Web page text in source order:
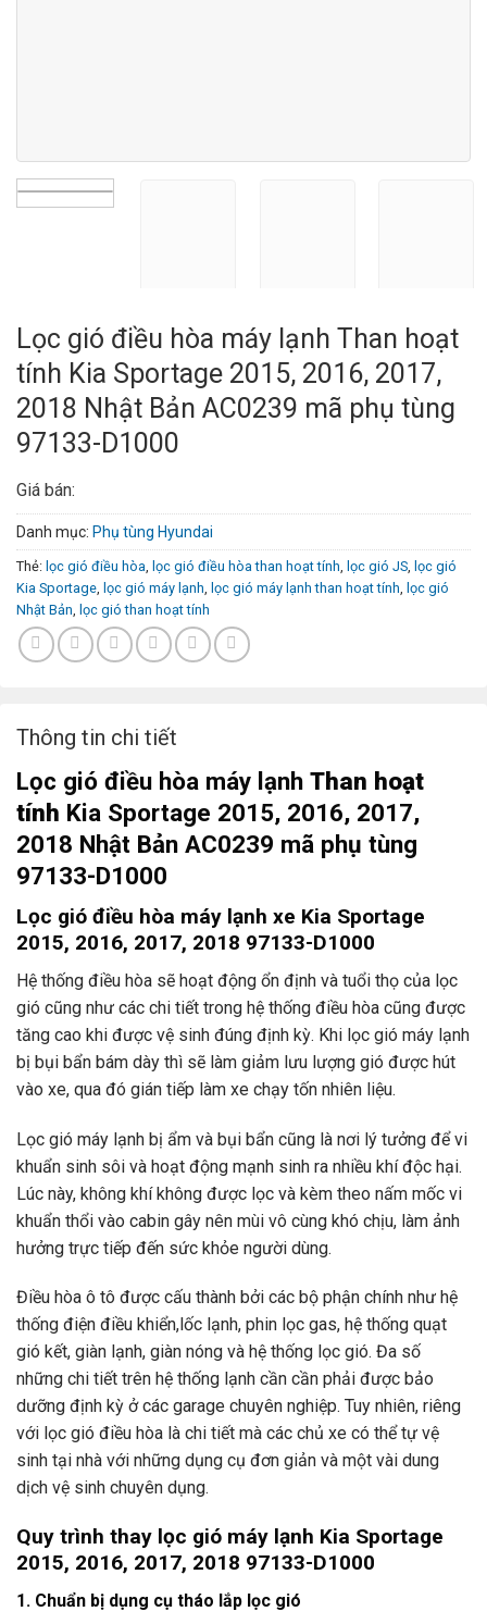
Lọc gió điều hòa máy lạnh Than hoạt
tính Kia Sportage 2015, 2016, 2017,
2018 Nhật Bản AC0239 mã phụ tùng
97133-D1000
Giá bán:
Danh mục: Phụ tùng Hyundai
Thẻ: lọc gió điều hòa lọc gió điều hòa than hoạt tính lọc gió JS lọc gió
Kia Sportage lọc gió máy lạnh lọc gió máy lạnh than hoạt tính
lọc gió
Nhật Bản
lọc gió than hoạt tính
Thông tin chi tiết
Lọc gió điều hòa máy lạnh Than hoạt
tính Kia Sportage 2015, 2016, 2017,
2018 Nhật Bản AC0239 mã phụ tùng
97133-D1000
Lọc gió điều hòa máy lạnh xe Kia Sportage
2015, 2016, 2017, 2018 97133-D1000
Hệ thống điều hòa sẽ hoạt động ổn định và tuổi thọ của lọc
gió cũng như các chi tiết trong hệ thống điều hòa cũng được
tăng cao khi được vệ sinh đúng định kỳ. Khi lọc gió máy lạnh
bị bụi bẩn bám dày thì sẽ làm giảm lưu lượng gió được hút
vào xe, qua đó gián tiếp làm xe chạy tốn nhiên liệu.
Lọc gió máy lạnh bị ẩm và bụi bẩn cũng là nơi lý tưởng để vi
khuẩn sinh sôi và hoạt động mạnh sinh ra nhiều khí độc hại.
Lúc này, không khí không được lọc và kèm theo nấm mốc vi
khuẩn thổi vào cabin gây nên mùi vô cùng khó chịu, làm ảnh
hưởng trực tiếp đến sức khỏe người dùng.
Điều hòa ô tô được cấu thành bởi các bộ phận chính như hệ
thống điện điều khiển,lốc lạnh, phin lọc gas, hệ thống quạt
gió kết, giàn lạnh, giàn nóng và hệ thống lọc gió. Đa số
những chi tiết trên hệ thống lạnh cần cần phải được bảo
dưỡng định kỳ ở các garage chuyên nghiệp. Tuy nhiên, riêng
với lọc gió điều hòa là chi tiết mà các chủ xe có thể tự vệ
sinh tại nhà với những dụng cụ đơn giản và một vài dung
dịch vệ sinh chuyên dụng.
Quy trình thay lọc gió máy lạnh Kia Sportage
2015, 2016, 2017, 2018 97133-D1000
1. Chuẩn bị dụng cụ tháo lắp lọc gió